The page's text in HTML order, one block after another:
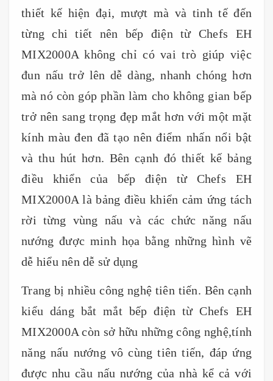
thiết kế hiện đại, mượt mà và tinh tế đến
từng chi tiết nên bếp điện từ Chefs EH
MIX2000A không chỉ có vai trò giúp việc
đun nấu trở lên dễ dàng, nhanh chóng hơn
mà nó còn góp phần làm cho không gian bếp
trở nên sang trọng đẹp mắt hơn với một mặt
kính màu đen đã tạo nên điểm nhấn nổi bật
và thu hút hơn. Bên cạnh đó thiết kế bảng
điều khiển của bếp điện từ Chefs EH
MIX2000A là bảng điều khiển cảm ứng tách
rời từng vùng nấu và các chức năng nấu
nướng được minh họa bằng những hình vẽ
dễ hiểu nên dễ sử dụng
Trang bị nhiều công nghệ tiên tiến. Bên cạnh
kiểu dáng bắt mắt bếp điện từ Chefs EH
MIX2000A còn sở hữu những công nghệ,tính
năng nấu nướng vô cùng tiên tiến, đáp ứng
được nhu cầu nấu nướng của nhà kể cả với